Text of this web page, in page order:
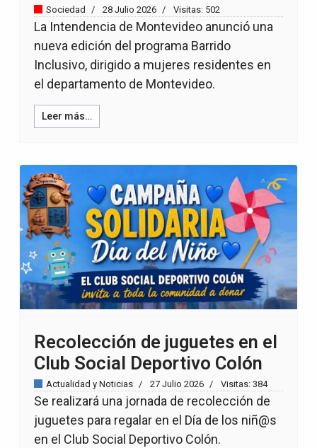
Sociedad 28 Julio 2026 Visitas: 502
La Intendencia de Montevideo anunció una
nueva edición del programa Barrido
Inclusivo, dirigido a mujeres residentes en
el departamento de Montevideo.
Leer más…
Recolección de juguetes en el
Club Social Deportivo Colón
Actualidad y Noticias 27 Julio 2026 Visitas: 384
Se realizará una jornada de recolección de
juguetes para regalar en el Día de los niñ@s
en el Club Social Deportivo Colón.